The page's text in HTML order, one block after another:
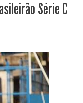
Série C